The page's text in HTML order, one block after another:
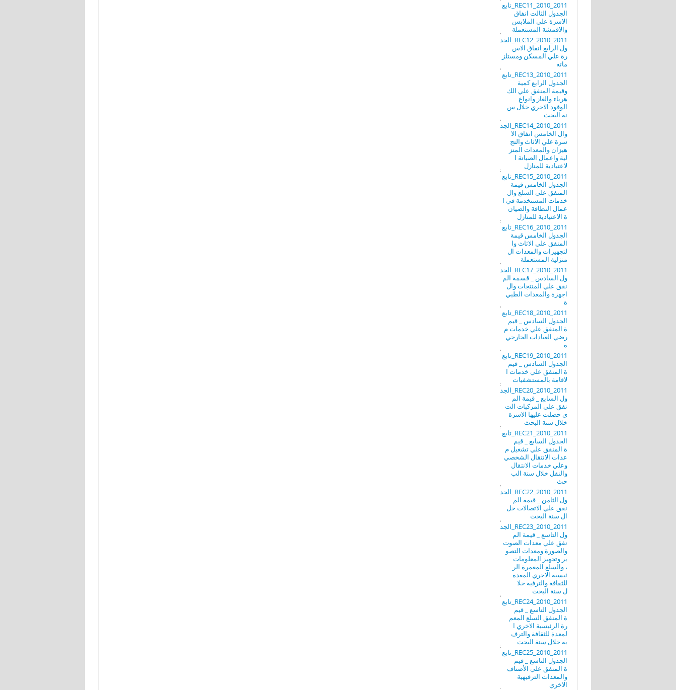
REC11_2010_2011_تابع
الجدول الثالت انفاق
الاسرة علي الملابس
والاقمشة المستعملة
REC12_2010_2011_الجد
ول الرابع انفاق الاس
رة علي المسكن ومستلز
ماته
REC13_2010_2011_تابع
الجدول الرابع كمية
وقيمة المنفق علي الك
هرباء والغاز وانواع
الوقود الاخري خلال س
نة البحث
REC14_2010_2011_الجد
وال الخامس انفاق الا
سرة علي الاثاث والتج
هيزان والمعدات المنز
لية واعمال الصيانة ا
لاعتيادية للمنازل
REC15_2010_2011_تابع
الجدول الخامس قيمة
المنفق علي السلع وال
خدمات المستخدمة في ا
عمال النظافة والصيان
ة الاعتيادية للمنازل
REC16_2010_2011_تابع
الجدول الخامس قيمة
المنفق علي الاثاث وا
لتجهيزات والمعدات ال
منزلية المستعملة
REC17_2010_2011_الجد
ول السادس _ قسمة الم
نفق علي المنتجات وال
اجهزة والمعدات الطبي
ة
REC18_2010_2011_تابع
الجدول السادس _ قيم
ة المنفق علي خدمات م
رضي العيادات الخارجي
ة
REC19_2010_2011_تابع
الجدول السادس _ قيم
ة المنفق علي خدمات ا
لاقامة بالمستشفيات
REC20_2010_2011_الجد
ول السابع _ قيمة الم
نفق علي المركبات الت
ي حصلت عليها الاسرة
خلال سنة البحث
REC21_2010_2011_تابع
الجدول السابع _ قيم
ة المنفق علي تشغيل م
عدات الانتقال الشخصي
وعلي خدمات الانتقال
والنقل خلال سنة الب
حث
REC22_2010_2011_الجد
ول الثامن _ قيمة الم
نفق علي الاتصالات خل
ال سنة البحث
REC23_2010_2011_الجد
ول التاسع _ قيمة الم
نفق علي معدات الصوت
والصورة ومعدات التصو
ير وتجهيز المعلومات
، والسلع المعمرة الر
ئيسية الاخري المعدة
للثقافة والترفيه خلا
ل سنة البحث
REC24_2010_2011_تابع
الجدول التاسع _ قيم
ة المنفق السلع المعم
رة الرئيسية الاخري ا
لمعدة للثقافة والترف
يه خلال سنة البحث
REC25_2010_2011_تابع
الجدول التاسع _ قيم
ة المنفق علي الأصناف
والمعدات الترفيهية
الاخري